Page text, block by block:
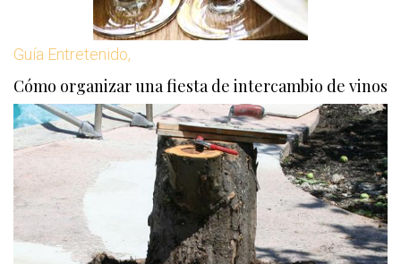
Guía Entretenido,
Cómo organizar una fiesta de intercambio de vinos